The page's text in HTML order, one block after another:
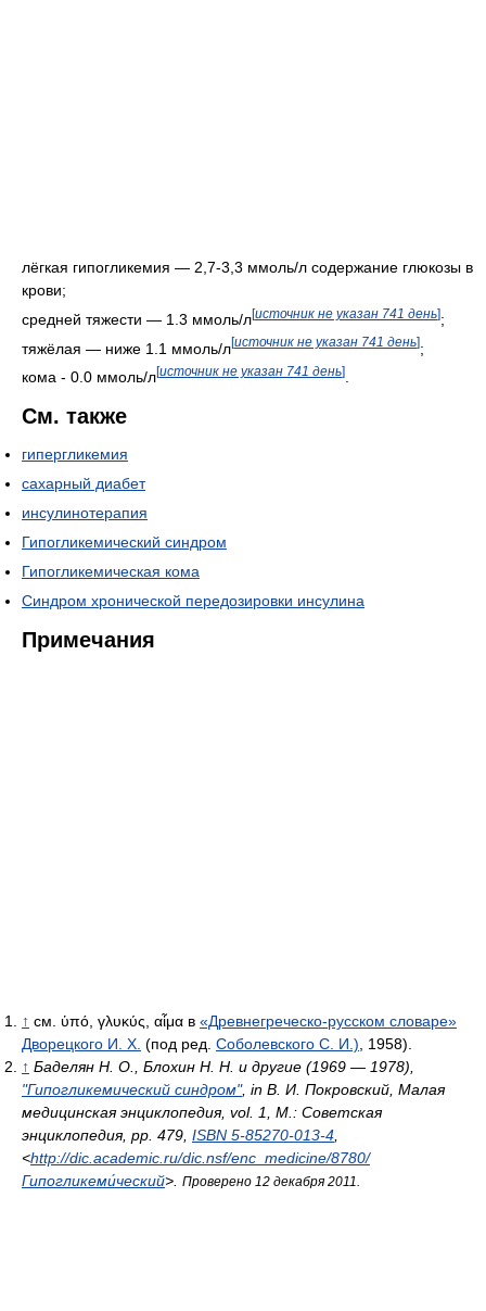
лёгкая гипогликемия — 2,7-3,3 ммоль/л содержание глюкозы в
крови;
средней тяжести — 1.3 ммоль/л[источник не указан 741 день];
тяжёлая — ниже 1.1 ммоль/л[источник не указан 741 день];
кома - 0.0 ммоль/л[источник не указан 741 день]
См. также
гипергликемия
сахарный диабет
инсулинотерапия
Гипогликемический синдром
Гипогликемическая кома
Синдром хронической передозировки инсулина
Примечания
↑ см. ὑπό, γλυκύς, αἷμα в «Древнегреческо-русском словаре»
Дворецкого И. Х. (под ред. Соболевского С. И.) , 1958).
↑ Баделян Н. О., Блохин Н. Н. и другие (1969 — 1978),
"Гипогликемический синдром", in В. И. Покровский, Малая
медицинская энциклопедия, vol. 1, М.: Советская
энциклопедия, pp. 479, ISBN 5-85270-013-4
<http://dic.academic.ru/dic.nsf/enc_medicine/8780/
Гипогликеми́ческий> Проверено 12 декабря 2011.